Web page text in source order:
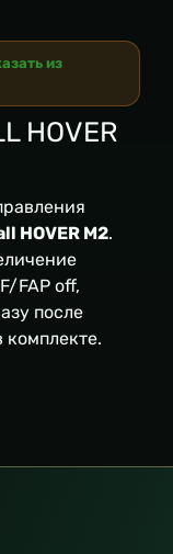
из
HOVER
HOVER M2.
FAP off,
после
комплекте.